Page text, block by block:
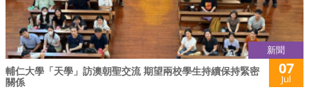
新聞
輔仁大學「天學」訪澳朝聖交流 期望兩校學生持續保持緊密
關係
07
Jul